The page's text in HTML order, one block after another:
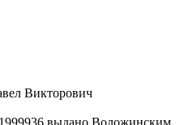
Викторович
выдано Воложинским